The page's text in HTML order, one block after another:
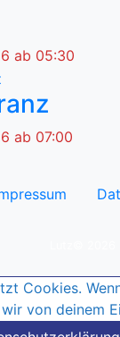
ab 05:30
ab 07:00
Cookies.
von deinem